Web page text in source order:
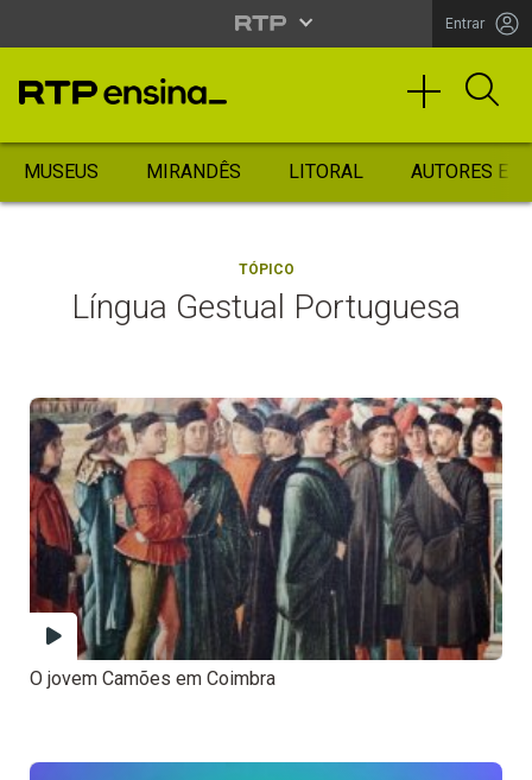
Entrar
MUSEUS MIRANDÊS LITORAL AUTORES
TÓPICO
Língua Gestual Portuguesa
O jovem Camões em Coimbra